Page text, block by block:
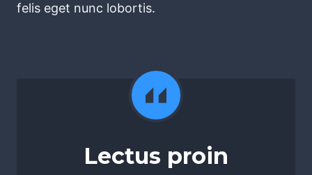
felis eget nunc lobortis.
Lectus proin